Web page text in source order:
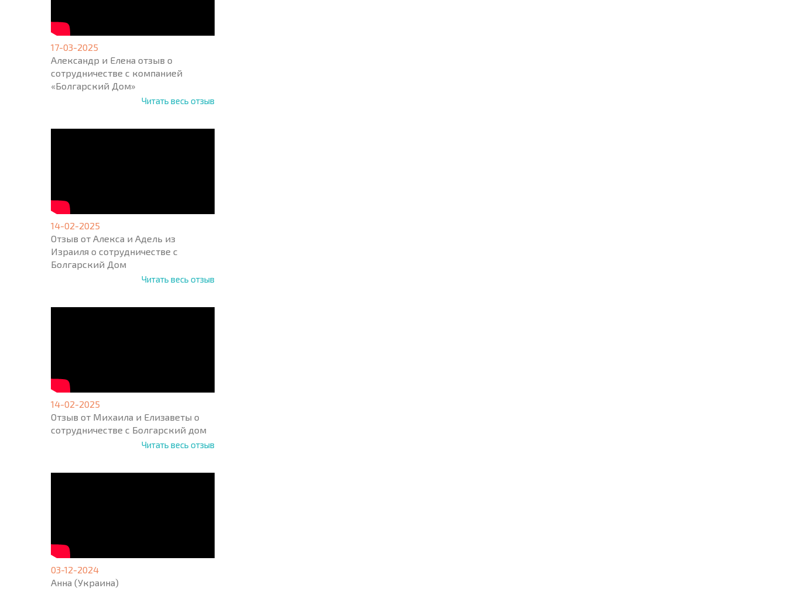
17-03-2025
Александр и Елена отзыв о
сотрудничестве с компанией
«Болгарский Дом»
Читать весь отзыв
14-02-2025
Отзыв от Алекса и Адель из
Израиля о сотрудничестве с
Болгарский Дом
Читать весь отзыв
14-02-2025
Отзыв от Михаила и Елизаветы о
сотрудничестве с Болгарский дом
Читать весь отзыв
03-12-2024
Анна (Украина)